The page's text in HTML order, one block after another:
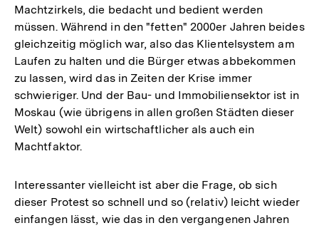
Machtzirkels, die bedacht und bedient werden
müssen. Während in den "fetten" 2000er Jahren beides
gleichzeitig möglich war, also das Klientelsystem am
Laufen zu halten und die Bürger etwas abbekommen
zu lassen, wird das in Zeiten der Krise immer
schwieriger. Und der Bau- und Immobiliensektor ist in
Moskau (wie übrigens in allen großen Städten dieser
Welt) sowohl ein wirtschaftlicher als auch ein
Machtfaktor.
Interessanter vielleicht ist aber die Frage, ob sich
dieser Protest so schnell und so (relativ) leicht wieder
einfangen lässt, wie das in den vergangenen Jahren